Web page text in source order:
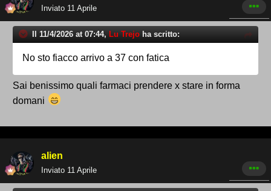
Inviato 11 Aprile
Il 11/4/2026 at 07:44, Lu Trejo ha scritto:
No sto fiacco arrivo a 37 con fatica
Sai benissimo quali farmaci prendere x stare in forma
domani
alien
Inviato 11 Aprile